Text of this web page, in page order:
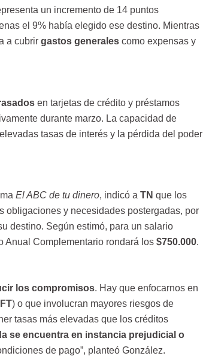
un incremento de 14 puntos
el 9% había elegido ese destino. Mientras
a cubrir gastos generalescomo expensas y
en tarjetas de crédito y préstamos
durante marzo. La capacidad de
tasas de interés y la pérdida del poder
El ABC de tu dinero, indicó a TN que los
obligaciones y necesidades postergadas, por
destino. Según estimó, para un salario
Anual Complementario rondará los $750.000.
los compromisos. Hay que enfocarnos en
) o que involucran mayores riesgos de
tasas más elevadas que los créditos
se encuentra en instancia prejudicial o
de pago”, planteó González.